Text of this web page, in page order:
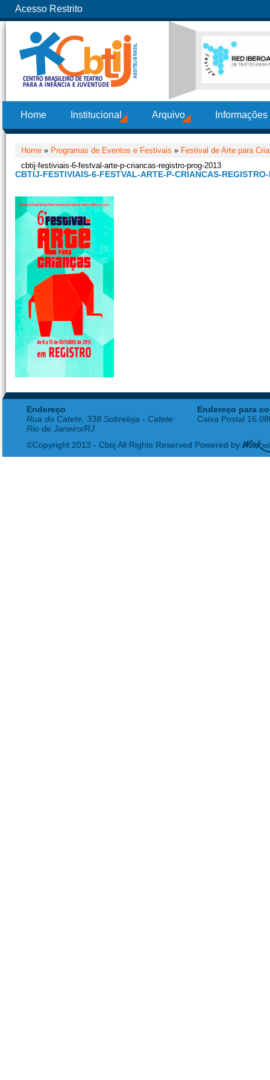
Acesso Restrito
Home Institucional Arquivo
Home » Programas de Eventos e Festivais » Festival de Arte para
cbtij-festiviais-6-festval-arte-p-criancas-registro-prog-2013
CBTIJ-FESTIVIAIS-6-FESTVAL-ARTE-P-CRIANCAS-
Endereço
Rua do Catete, 338 Sobreloja - Catete
Rio de Janeiro/RJ
Endereço para
Caixa Postal
©Copyright 2013 - Cbtij All Rights Reserved Powered by: